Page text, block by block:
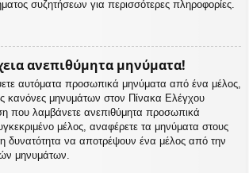
συζητήσεων για περισσότερες πληροφορίες.
ανεπιθύμητα μηνύματα!
αυτόματα προσωπικά μηνύματα από ένα μέλος,
κανόνες μηνυμάτων στον Πίνακα Ελέγχου
που λαμβάνετε ανεπιθύμητα προσωπικά
μέλος, αναφέρετε τα μηνύματα στους
δυνατότητα να αποτρέψουν ένα μέλος από την
μηνυμάτων.